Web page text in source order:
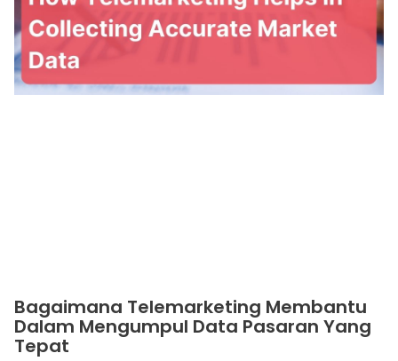
Bagaimana Telemarketing Membantu
Dalam Mengumpul Data Pasaran Yang
Tepat